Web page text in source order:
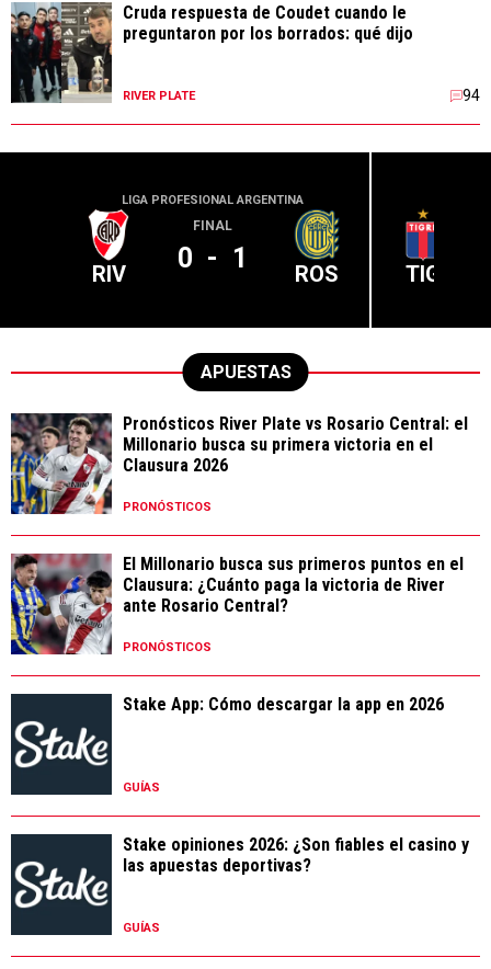
Cruda respuesta de Coudet cuando le
preguntaron por los borrados: qué dijo
RIVER PLATE 94
LIGA PROFESIONAL ARGENTINA
RIV
FINAL
0 - 1 ROS TIG
APUESTAS
Pronósticos River Plate vs Rosario Central: el
Millonario busca su primera victoria en el
Clausura 2026
PRONÓSTICOS
El Millonario busca sus primeros puntos en el
Clausura: ¿Cuánto paga la victoria de River
ante Rosario Central?
PRONÓSTICOS
Stake App: Cómo descargar la app en 2026
GUÍAS
Stake opiniones 2026: ¿Son fiables el casino y
las apuestas deportivas?
GUÍAS